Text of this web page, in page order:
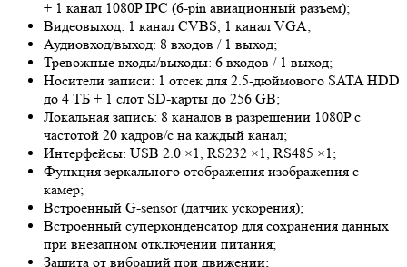
+ 1 канал 1080P IPC (6-pin авиационный разъем);
Видеовыход: 1 канал CVBS, 1 канал VGA;
Аудиовход/выход: 8 входов / 1 выход;
Тревожные входы/выходы: 6 входов / 1 выход;
Носители записи: 1 отсек для 2.5-дюймового SATA HDD
до 4 ТБ + 1 слот SD-карты до 256 GB;
Локальная запись: 8 каналов в разрешении 1080P с
частотой 20 кадров/с на каждый канал;
Интерфейсы: USB 2.0 ×1, RS232 ×1, RS485 ×1;
Функция зеркального отображения изображения с
камер;
Встроенный G-sensor (датчик ускорения);
Встроенный суперконденсатор для сохранения данных
при внезапном отключении питания;
Защита от вибраций при движении;